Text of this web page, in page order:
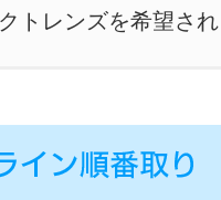
トレンズを希望さ